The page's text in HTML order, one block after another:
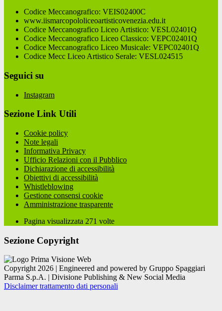
Codice Meccanografico: VEIS02400C
www.iismarcopololiceoartisticovenezia.edu.it
Codice Meccanografico Liceo Artistico: VESL02401Q
Codice Meccanografico Liceo Classico: VEPC02401Q
Codice Meccanografico Liceo Musicale: VEPC02401Q
Codice Mecc Liceo Artistico Serale: VESL024515
Seguici su
Instagram
Sezione Link Utili
Cookie policy
Note legali
Informativa Privacy
Ufficio Relazioni con il Pubblico
Dichiarazione di accessibilità
Obiettivi di accessibilità
Whistleblowing
Gestione consensi cookie
Amministrazione trasparente
Pagina visualizzata 271 volte
Sezione Copyright
Copyright 2026 | Engineered and powered by Gruppo Spaggiari
Parma S.p.A. | Divisione Publishing & New Social Media
Disclaimer trattamento dati personali